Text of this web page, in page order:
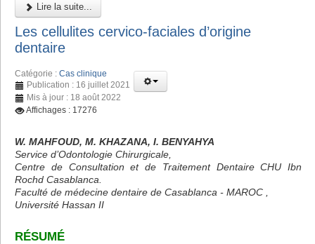
Lire la suite...
Les cellulites cervico-faciales d’origine
dentaire
Catégorie : Cas clinique
Publication : 16 juillet 2021
Mis à jour : 18 août 2022
Affichages : 17276
W. MAHFOUD, M. KHAZANA, I. BENYAHYA
Service d’Odontologie Chirurgicale,
Centre de Consultation et de Traitement Dentaire CHU Ibn
Rochd Casablanca.
Faculté de médecine dentaire de Casablanca - MAROC ,
Université Hassan II
RÉSUMÉ